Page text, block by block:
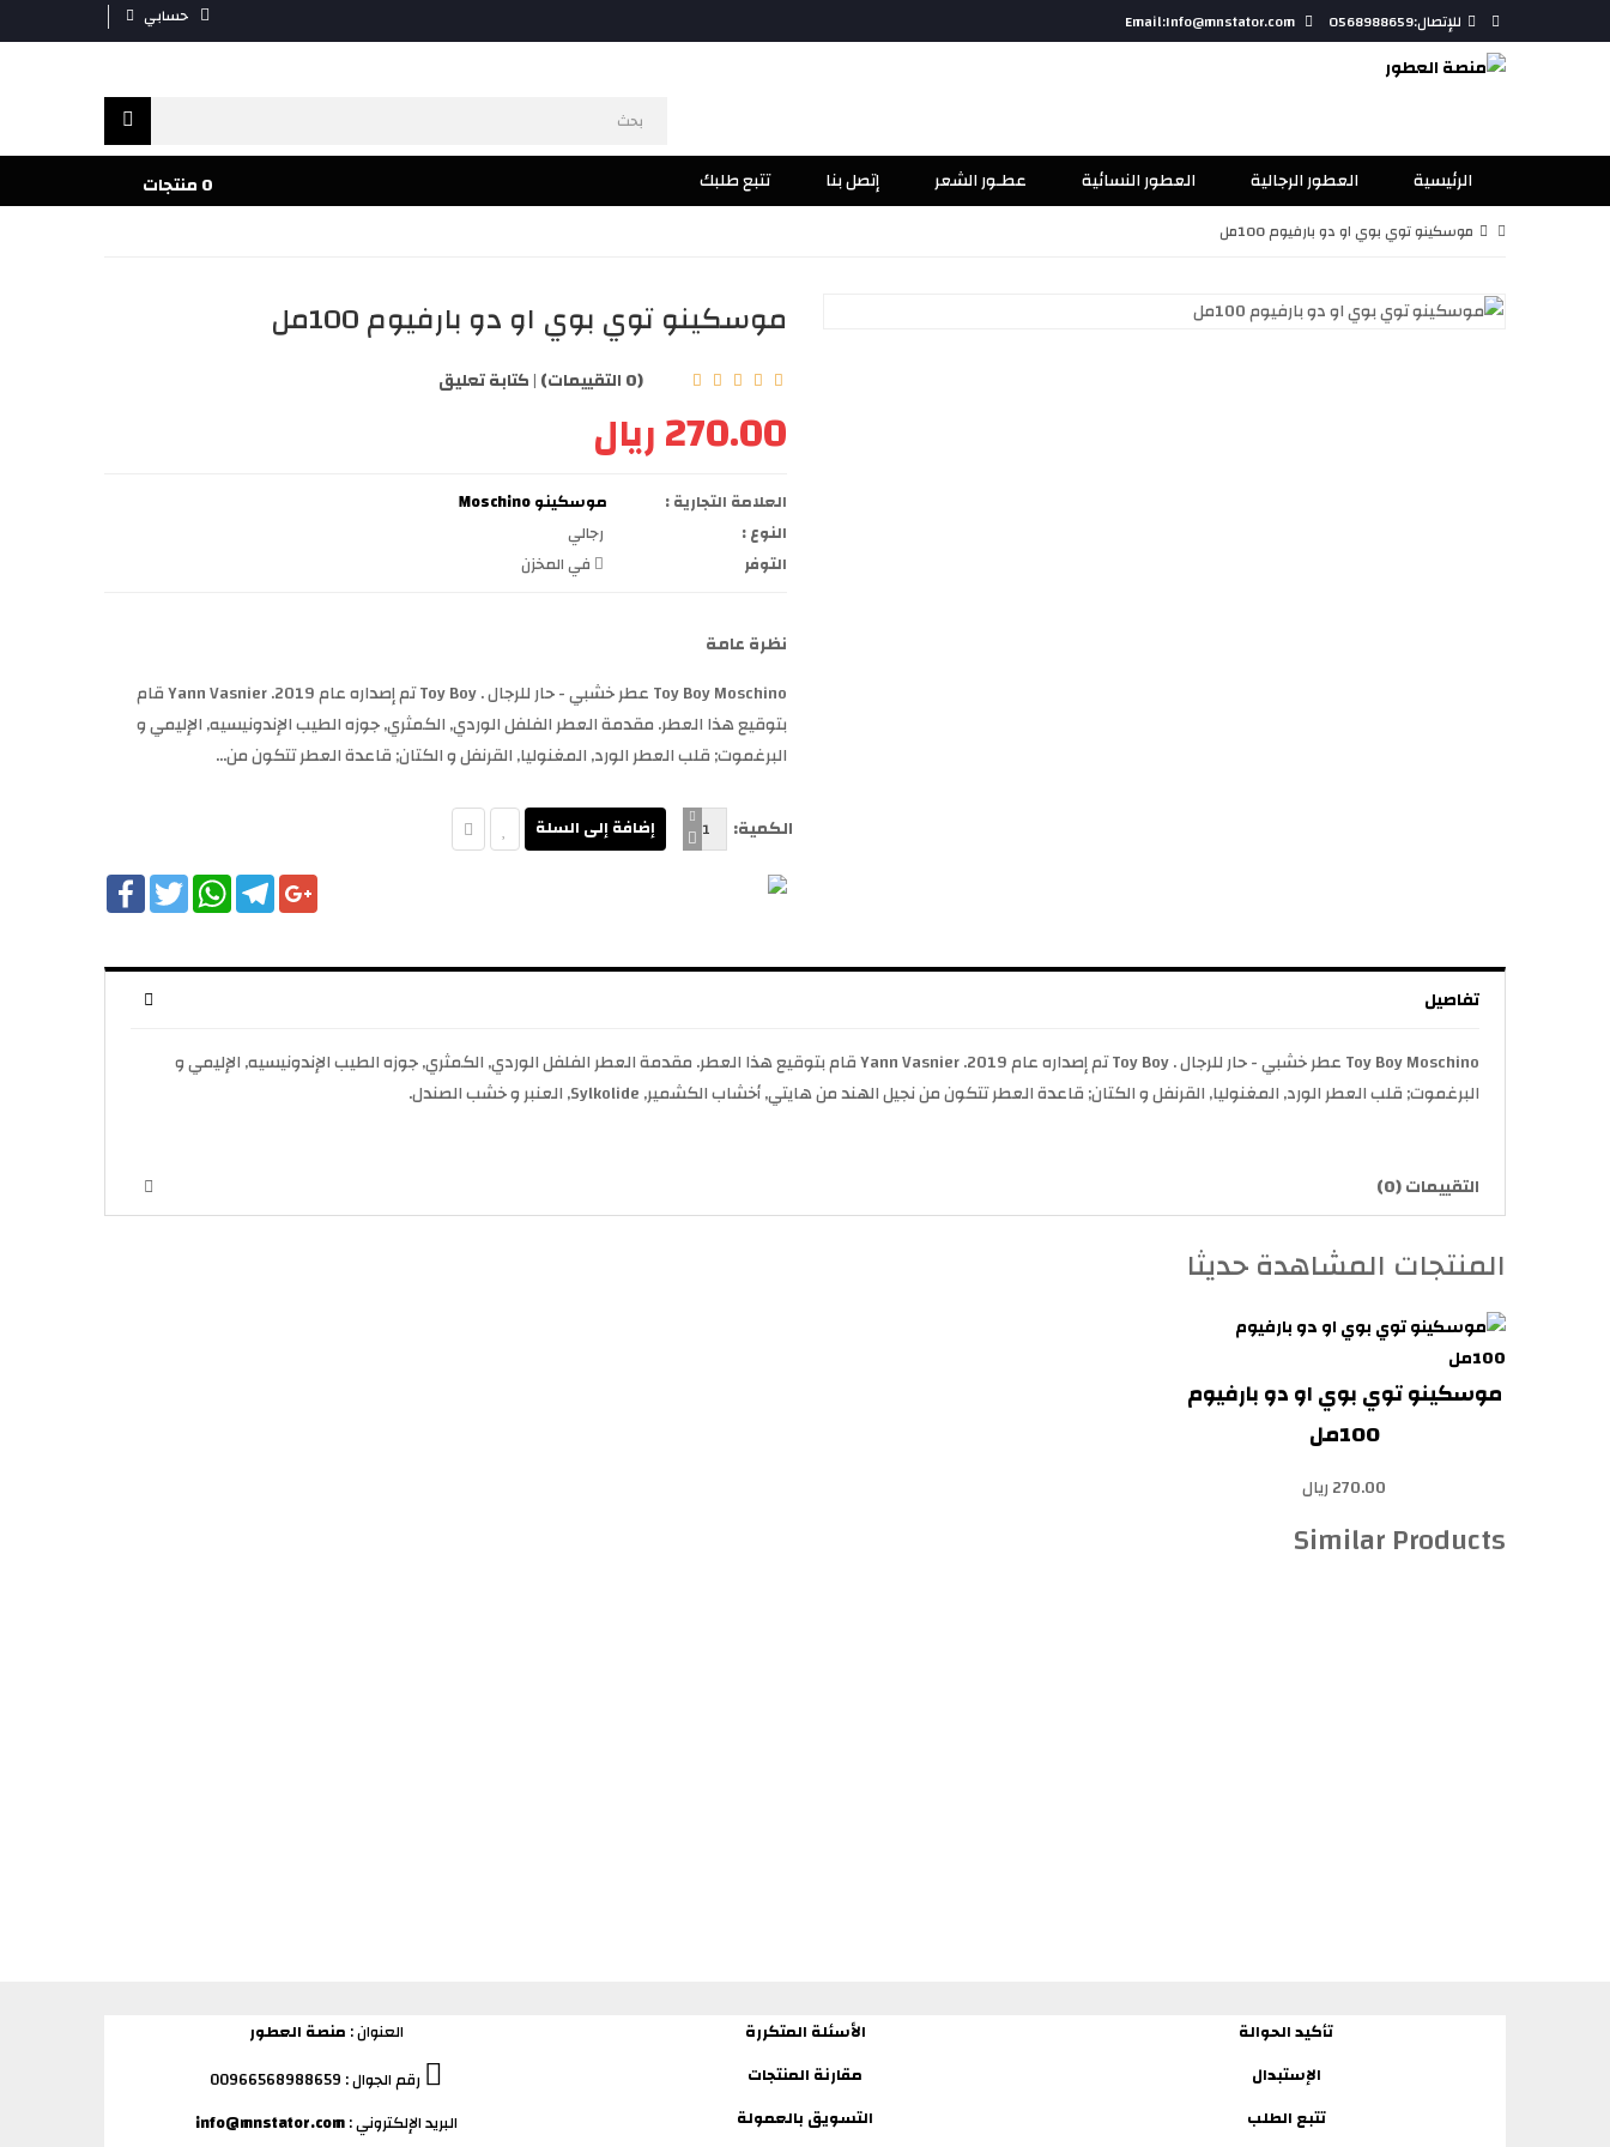
للإتصال:0568988659 حسابي
الرئيسية العطور الرجالية العطور النسائية عطـور الشعر إتصل بنا تتبع طلبك 0 منتجات
موسكينو توي بوي او دو بارفيوم 100مل
موسكينو توي بوي او دو بارفيوم 100مل
(0 التقييمات) |كتابة تعليق
270.00 ريال
العلامة التجارية :
موسكينو Moschino
النوع :
رجالي
التوفر
في المخزن
نظرة عامة
Toy Boy Moschino عطر خشبي - حار للرجال . Toy Boy تم إصداره عام 2019. Yann Vasnier قام
بتوقيع هذا العطر. مقدمة العطر الفلفل الوردي, الكمثري, جوزه الطيب الإندونيسيه, الإليمي و
البرغموت; قلب العطر الورد, المغنوليا, القرنفل و الكتان; قاعدة العطر تتكون من...
الكمية:
FacebookTwitter
WhatsAppTelegramGoogle+
تفاصيل
Toy Boy Moschino عطر خشبي - حار للرجال . Toy Boy تم إصداره عام 2019. Yann Vasnier قام بتوقيع هذا العطر. مقدمة العطر الفلفل الوردي, الكمثري, جوزه الطيب الإندونيسيه, الإليمي و
البرغموت; قلب العطر الورد, المغنوليا, القرنفل و الكتان; قاعدة العطر تتكون من نجيل الهند من هايتي, أخشاب الكشمير, Sylkolide, العنبر و خشب الصندل.
التقييمات (0)
المنتجات المشاهدة حديثا
موسكينو توي بوي او دو بارفيوم
100مل
270.00 ريال
Similar Products
تأكيد الحوالة
الإستبدال
تتبع الطلب
الأسئلة المتكررة
مقارنة المنتجات
التسويق بالعمولة
العنوان : منصة العطور
رقم الجوال : 00966568988659
البريد الإلكتروني :info@mnstator.com